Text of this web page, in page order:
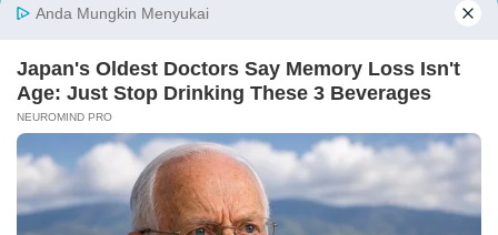
Kabarbaru.co menyajikan berita aktual dan
inspiratif dari sudut pandang berbaik sangka
Follow Kabarbaru